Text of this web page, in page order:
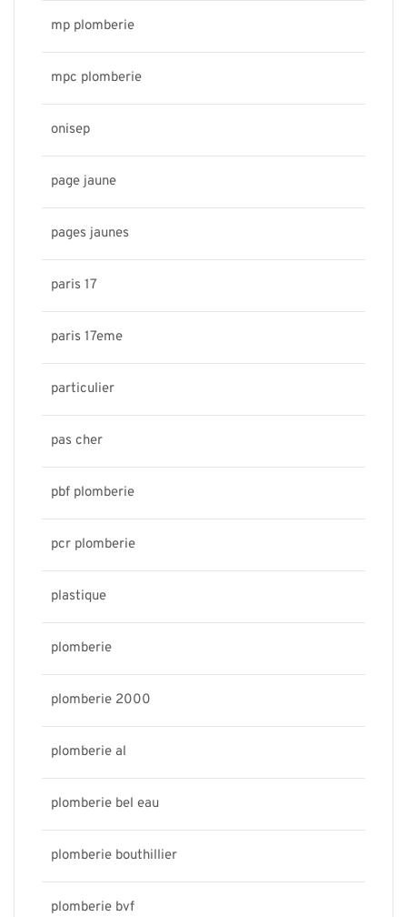
mp plomberie
mpc plomberie
onisep
page jaune
pages jaunes
paris 17
paris 17eme
particulier
pas cher
pbf plomberie
pcr plomberie
plastique
plomberie
plomberie 2000
plomberie al
plomberie bel eau
plomberie bouthillier
plomberie bvf